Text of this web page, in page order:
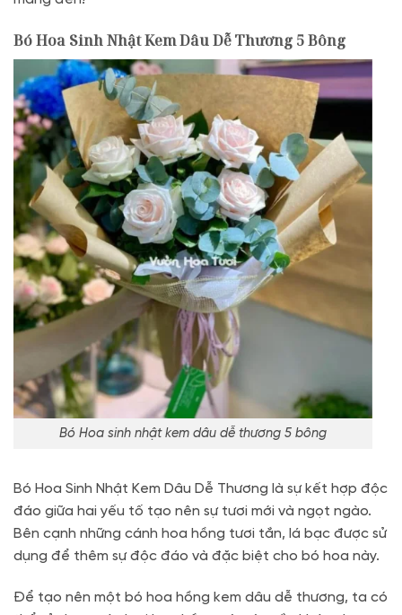
Bó Hoa Sinh Nhật Kem Dâu Dễ Thương 5 Bông
Bó Hoa sinh nhật kem dâu dễ thương 5 bông
Bó Hoa Sinh Nhật Kem Dâu Dễ Thương là sự kết hợp độc
đáo giữa hai yếu tố tạo nên sự tươi mới và ngọt ngào.
Bên cạnh những cánh hoa hồng tươi tắn, lá bạc được sử
dụng để thêm sự độc đáo và đặc biệt cho bó hoa này.
Để tạo nên một bó hoa hồng kem dâu dễ thương, ta có